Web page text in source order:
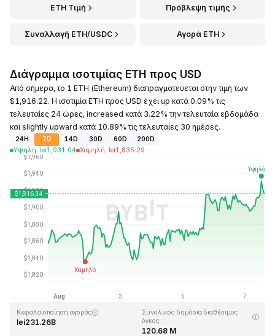
ETH Τιμή Πρόβλεψη τιμής
Συναλλαγή ETH/USDC Αγορά ETH
Διάγραμμα ισοτιμίας ETH προς USD
Από σήμερα, το 1 ETH (Ethereum) διαπραγματεύεται στην τιμή των
$1,916.22. Η ισοτιμία ETH προς USD έχει up κατά 0.09% τις
τελευταίες 24 ώρες, increased κατά 3.22% την τελευταία εβδομάδα
και slightly upward κατά 10.89% τις τελευταίες 30 ημέρες.
24H 7D 14D 30D 60D
200D
Υψηλή: lei1,931.04 Χαμηλή: lei1,835.29
Τελευταία ενημέρωση στις: 2026-08-07, 15:32 GMT+0
lei4,946.05 lei0.432979
Κεφαλαιοποίηση αγοράς
lei231.26B
Συνολικός δημόσια διαθέσιμος
όγκος
120.68 M